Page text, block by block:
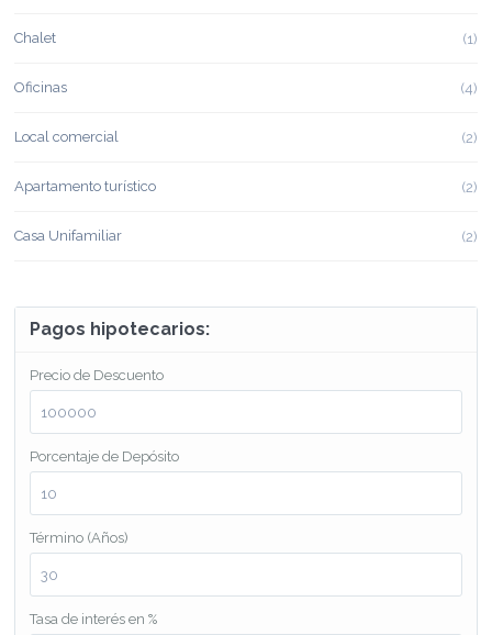
Chalet (1)
Oficinas (4)
Local comercial (2)
Apartamento turístico (2)
Casa Unifamiliar (2)
Pagos hipotecarios:
Precio de Descuento
Porcentaje de Depósito
Término (Años)
Tasa de interés en %